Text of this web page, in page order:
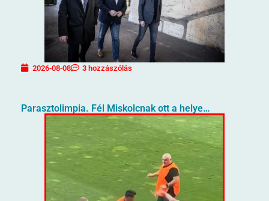
2026-08-08 3 hozzászólás
Parasztolimpia. Fél Miskolcnak ott a helye…